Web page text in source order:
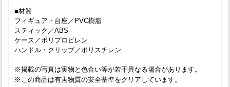
■材質
フィギュア・台座／PVC樹脂
スティック／ABS
ケース／ポリプロピレン
ハンドル・クリップ／ポリスチレン
※掲載の写真は実物と色合い等が若干異なる場合があります。
※この商品は有害物質の安全基準をクリアしています。